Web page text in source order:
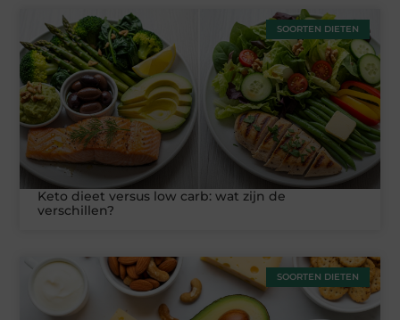
SOORTEN DIETEN
Keto dieet versus low carb: wat zijn de
verschillen?
SOORTEN DIETEN